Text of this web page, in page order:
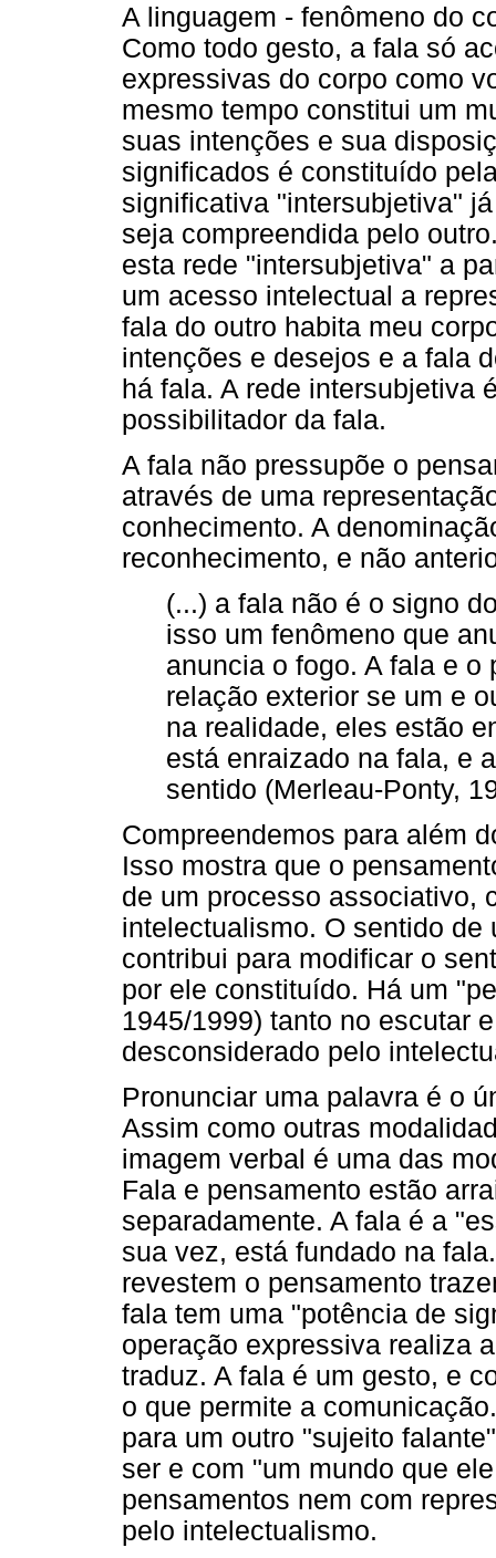
A linguagem - fenômeno do
Como todo gesto, a fala só
expressivas do corpo como
mesmo tempo constitui um
suas intenções e sua
significados é constituído
significativa "intersubjetiva"
seja compreendida pelo
esta rede "intersubjetiva" a
um acesso intelectual a
fala do outro habita meu
intenções e desejos e a fala
há fala. A rede intersubjetiva
possibilitador da fala.
A fala não pressupõe o
através de uma
conhecimento. A
reconhecimento, e não
(...) a fala não é o signo
isso um fenômeno que
anuncia o fogo. A fala e
relação exterior se um e
na realidade, eles estão
está enraizado na fala, e
sentido (Merleau-Ponty,
Compreendemos para além
Isso mostra que o
de um processo associativo,
intelectualismo. O sentido
contribui para modificar o
por ele constituído. Há um
1945/1999) tanto no escutar
desconsiderado pelo
Pronunciar uma palavra é o
Assim como outras
imagem verbal é uma das
Fala e pensamento estão
separadamente. A fala é a
sua vez, está fundado na
revestem o pensamento
fala tem uma "potência de
operação expressiva realiza
traduz. A fala é um gesto, e
o que permite a
para um outro "sujeito
ser e com "um mundo que
pensamentos nem com
pelo intelectualismo.